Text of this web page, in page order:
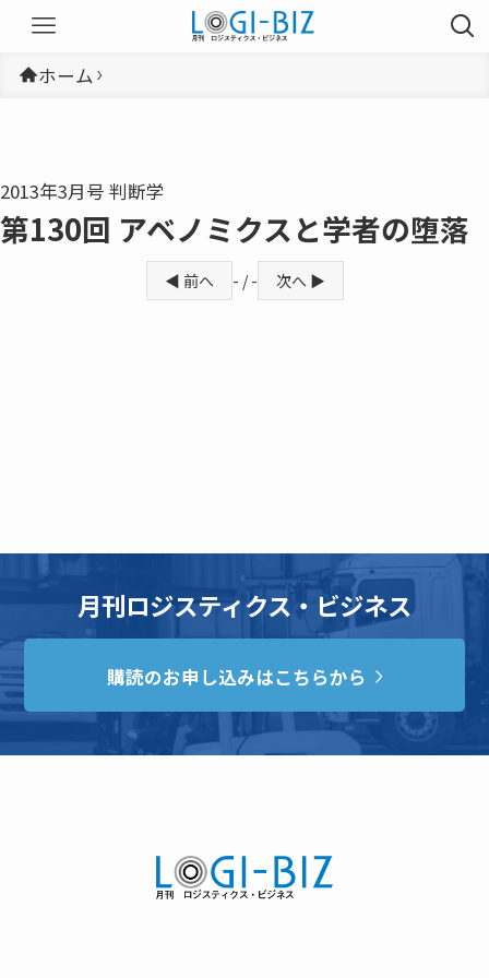
ホーム
2013年3月号 判断学
第130回 アベノミクスと学者の堕落
◀ 前へ - / - 次へ ▶
月刊ロジスティクス・ビジネス
購読のお申し込みはこちらから